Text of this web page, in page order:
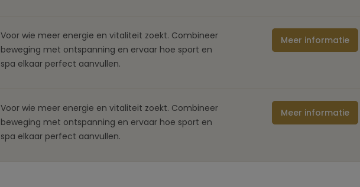
Voor wie meer energie en vitaliteit zoekt. Combineer
beweging met ontspanning en ervaar hoe sport en
spa elkaar perfect aanvullen.
Meer informatie
Voor wie meer energie en vitaliteit zoekt. Combineer
beweging met ontspanning en ervaar hoe sport en
spa elkaar perfect aanvullen.
Meer informatie